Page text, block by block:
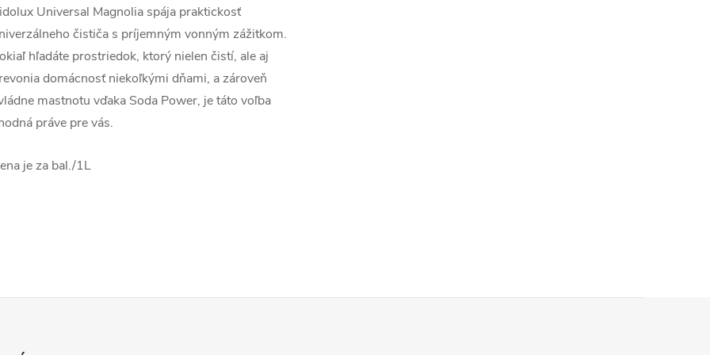
Universal Magnolia spája praktickosť
čističa s príjemným vonným zážitkom.
hľadáte prostriedok, ktorý nielen čistí, ale aj
domácnosť niekoľkými dňami, a zároveň
mastnotu vďaka Soda Power, je táto voľba
práve pre vás.
je za bal./1L